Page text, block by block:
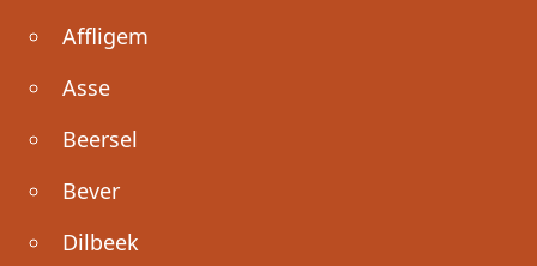
Affligem
Asse
Beersel
Bever
Dilbeek